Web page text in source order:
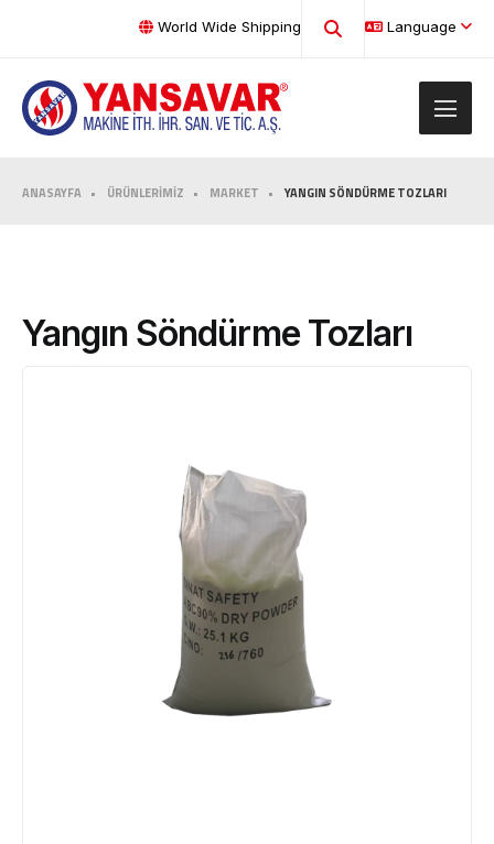
World Wide Shipping Language
ANASAYFA ÜRÜNLERİMİZ MARKET YANGIN SÖNDÜRME TOZLARI
Yangın Söndürme Tozları